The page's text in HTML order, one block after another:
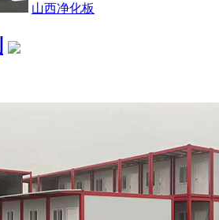
山西净化板